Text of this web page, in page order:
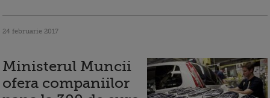
24 februarie 2017
Ministerul Muncii
ofera companiilor